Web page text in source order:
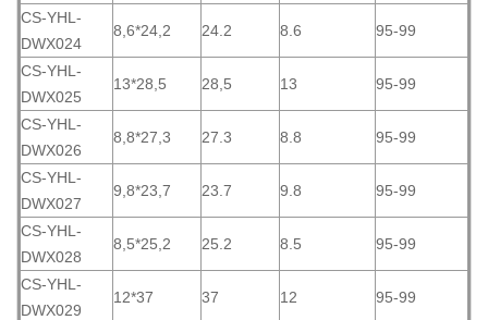
CS-YHL-
DWX024
8,6*24,2 24.2 8.6 95-99
CS-YHL-
DWX025
13*28,5 28,5 13 95-99
CS-YHL-
DWX026
8,8*27,3 27.3 8.8 95-99
CS-YHL-
DWX027
9,8*23,7 23.7 9.8 95-99
CS-YHL-
DWX028
8,5*25,2 25.2 8.5 95-99
CS-YHL-
DWX029
12*37 37 12 95-99